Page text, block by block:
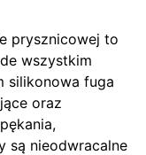
prysznicowej to
wszystkim
silikonowa fuga
oraz
są nieodwracalne